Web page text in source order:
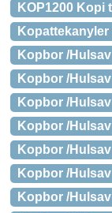
KOP1200 Kopi
Kopattekanyler
Kopbor /
Kopbor /
Kopbor /
Kopbor /
Kopbor /
Kopbor /
Kopbor /